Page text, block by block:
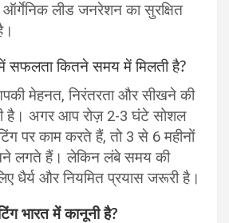
लीड जनरेशन का सुरक्षित
में सफलता कितने समय में मिलती है?
मेहनत, निरंतरता और सीखने की
है। अगर आप रोज़ 2-3 घंटे सोशल
पर काम करते हैं, तो 3 से 6 महीनों
लगते हैं। लेकिन लंबे समय की
धैर्य और नियमित प्रयास जरूरी है।
भारत में कानूनी है?